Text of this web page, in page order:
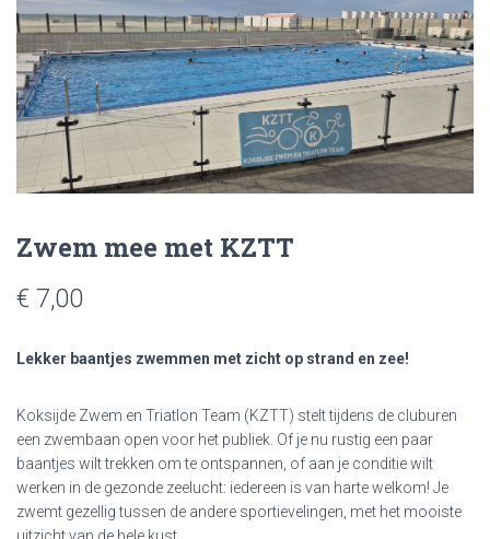
Zwem mee met KZTT
€ 7,00
Lekker baantjes zwemmen met zicht op strand en zee!
Koksijde Zwem en Triatlon Team (KZTT) stelt tijdens de cluburen
een zwembaan open voor het publiek. Of je nu rustig een paar
baantjes wilt trekken om te ontspannen, of aan je conditie wilt
werken in de gezonde zeelucht: iedereen is van harte welkom! Je
zwemt gezellig tussen de andere sportievelingen, met het mooiste